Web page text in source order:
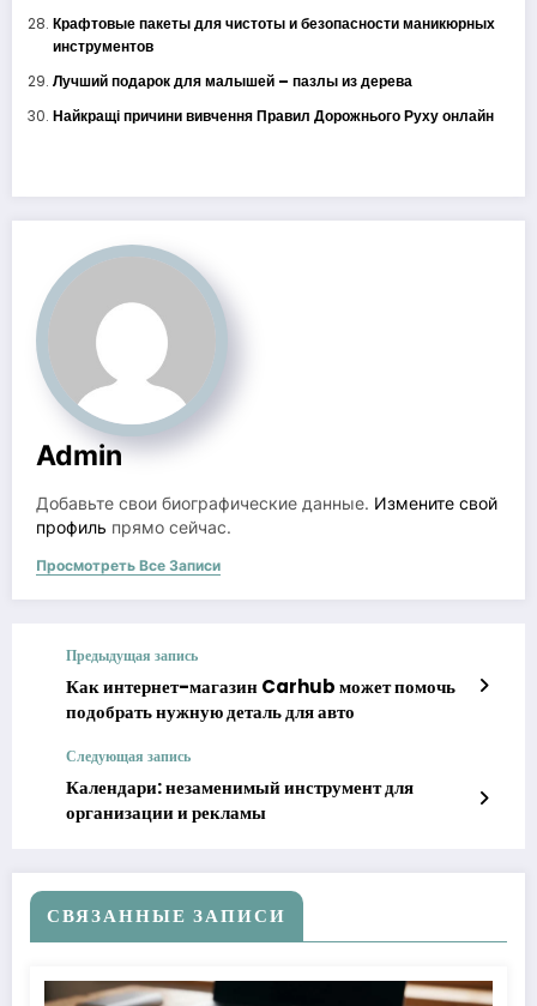
Крафтовые пакеты для чистоты и безопасности маникюрных
инструментов
Лучший подарок для малышей – пазлы из дерева
Найкращі причини вивчення Правил Дорожнього Руху онлайн
Admin
Добавьте свои биографические данные. Измените свой
профиль прямо сейчас.
Просмотреть Все Записи
Предыдущая запись
Как интернет-магазин Carhub может помочь
подобрать нужную деталь для авто
Следующая запись
Календари: незаменимый инструмент для
организации и рекламы
СВЯЗАННЫЕ ЗАПИСИ